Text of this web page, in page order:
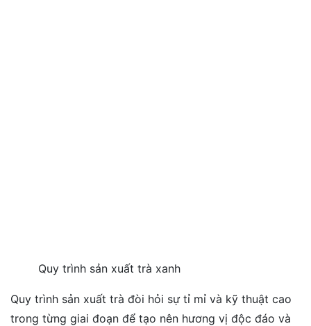
Quy trình sản xuất trà xanh
Quy trình sản xuất trà đòi hỏi sự tỉ mỉ và kỹ thuật cao
trong từng giai đoạn để tạo nên hương vị độc đáo và